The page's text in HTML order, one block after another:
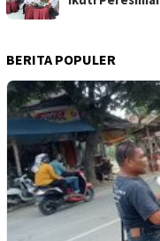
BERITA POPULER